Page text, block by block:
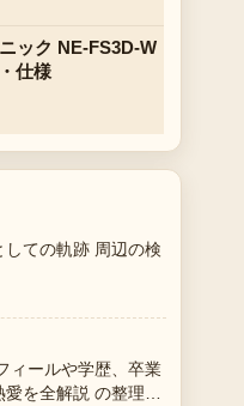
ック NE-FS3D-W
仕様
ての軌跡 周辺の検
ィールや学歴、卒業
を全解説 の整理が